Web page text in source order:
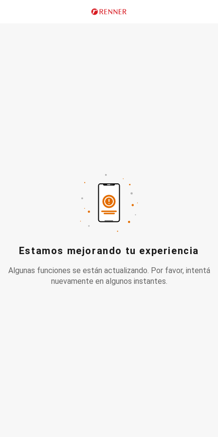
Estamos mejorando tu experiencia
Algunas funciones se están actualizando. Por favor, intentá
nuevamente en algunos instantes.